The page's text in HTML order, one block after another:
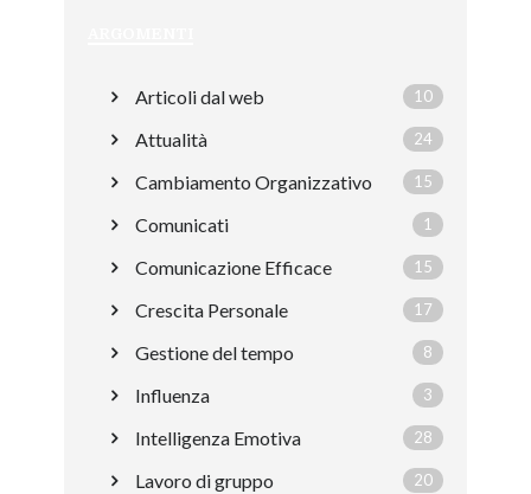
Articoli dal web 10
Attualità 24
Cambiamento Organizzativo 15
Comunicati 1
Comunicazione Efficace 15
Crescita Personale 17
Gestione del tempo 8
Influenza 3
Intelligenza Emotiva 28
Lavoro di gruppo 20